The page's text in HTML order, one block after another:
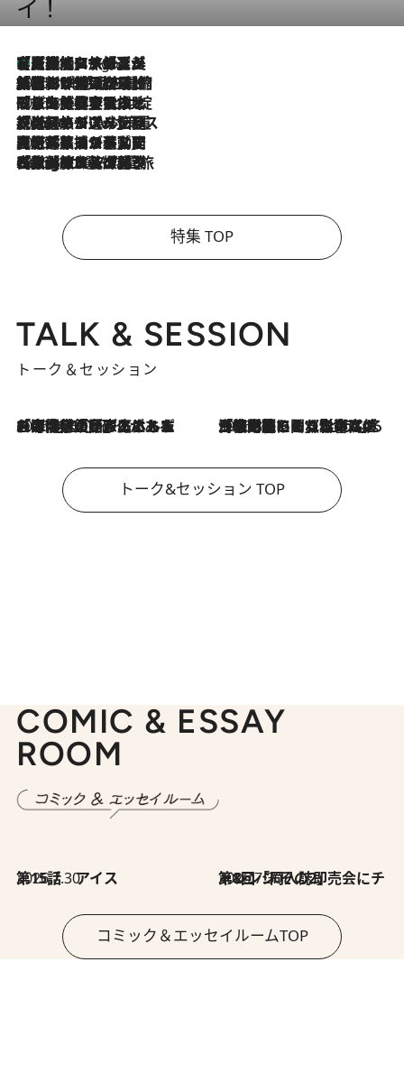
イ！
4 Hours Ago
【厳選旅コスメ】「多機能アイテムがメイン！」旅好き美容エディターが選んだ夏旅ベストコスメを発表【Mサイズジップ】
2026.8.6
「荷物が増えるほど旅ストレスは増す」美容ジャーナリストがたどり着いた最終結論。“化粧品を劇的に減らす”感動の凝縮美容とは
2026.8.6
「旅先には金髪ウィッグを持参」日本と同じメイクでは損してる!? 美容ジャーナリストが提案する“掟破りの旅美容”とは
2026.8.6
【厳選旅コスメ】「身軽さ＆UV対策重視！」ヘアアーティストshucoが選んだ夏旅ベストコスメを発表【Mサイズジップ】
2026.8.5
【厳選旅コスメ】国内をあちこち移動する河井菜摘が選んだ夏旅ベストコスメ発表！「リラックスアイテムはマスト」【Mサイズジップ】
2026.8.4
【厳選旅コスメ】「紫外線＆乾燥対策しながらメイク感も！」ヘア＆メイクGeorgeが選んだ夏旅ベストコスメを発表！【Mサイズジップ】
特集 TOP
TALK & SESSION
トーク＆セッション
2026.8.3
「今後値上げがあるとすれば…」「リスクがあるのは今年の冬」エネルギー専門家が語る、ホルムズ海峡封鎖が家庭にもたらす“ある心配” 2026.8.3
「住宅建てられない…」「サーチャージ料の高値が続いている」ホルムズ海峡封鎖による影響はいつまで続く？《エネルギー専門家に聞く“どうなる日本の暮らし”》
トーク&セッション TOP
COMIC & ESSAY
ROOM
2026.7.30
第15話 アイス 2026.7.30
第8回「同人誌即売会にチャレンジ その2」
コミック＆エッセイルームTOP